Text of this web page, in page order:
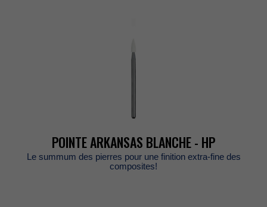
POINTEARKANSASBLANCHE-HP
Lesummumdespierrespourunefinitionextra-finedes
composites!